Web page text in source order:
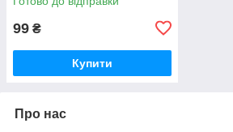
99 ₴
Купити
Про нас